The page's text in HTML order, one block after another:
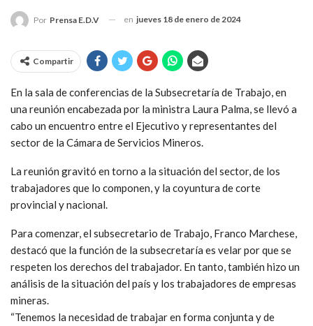
Por Prensa E.D.V en jueves 18 de enero de 2024
Compartir
En la sala de conferencias de la Subsecretaría de Trabajo, en
una reunión encabezada por la ministra Laura Palma, se llevó a
cabo un encuentro entre el Ejecutivo y representantes del
sector de la Cámara de Servicios Mineros.
La reunión gravitó en torno a la situación del sector, de los
trabajadores que lo componen, y la coyuntura de corte
provincial y nacional.
Para comenzar, el subsecretario de Trabajo, Franco Marchese,
destacó que la función de la subsecretaría es velar por que se
respeten los derechos del trabajador. En tanto, también hizo un
análisis de la situación del país y los trabajadores de empresas
mineras.
“Tenemos la necesidad de trabajar en forma conjunta y de